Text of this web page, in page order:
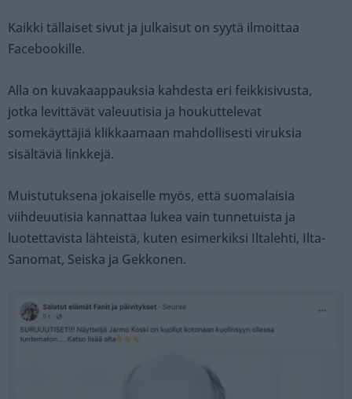
Kaikki tällaiset sivut ja julkaisut on syytä ilmoittaa
Facebookille.
Alla on kuvakaappauksia kahdesta eri feikkisivusta,
jotka levittävät valeuutisia ja houkuttelevat
somekäyttäjiä klikkaamaan mahdollisesti viruksia
sisältäviä linkkejä.
Muistutuksena jokaiselle myös, että suomalaisia
viihdeuutisia kannattaa lukea vain tunnetuista ja
luotettavista lähteistä, kuten esimerkiksi Iltalehti, Ilta-
Sanomat, Seiska ja Gekkonen.